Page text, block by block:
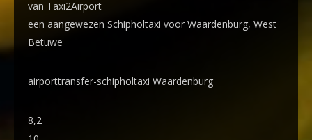
van Taxi2Airport
een aangewezen Schipholtaxi voor Waardenburg, West
Betuwe
airporttransfer-schipholtaxi Waardenburg
8,2